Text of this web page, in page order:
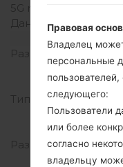
5G network
Данные
Размер экрана
Тип экрана
Разрешение экрана
Правовая
Владелец
персональные
следующего:
Пользователи
или более
согласно
владельцу